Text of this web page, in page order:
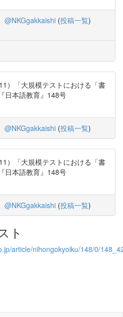
@NKGgakkaishi (投稿一覧)
）「大規模テストにおける「書
日本語教育』148号
@NKGgakkaishi (投稿一覧)
）「大規模テストにおける「書
日本語教育』148号
@NKGgakkaishi (投稿一覧)
ト
article/nihongokyoiku/148/0/